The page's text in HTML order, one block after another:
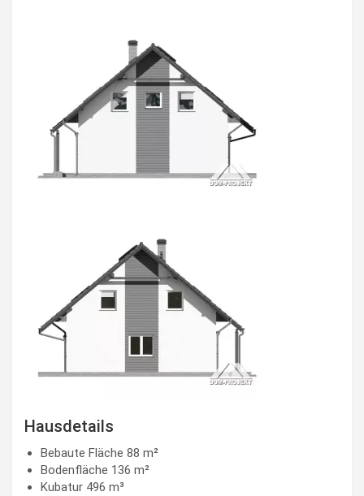
Hausdetails
Bebaute Fläche 88 m²
Bodenfläche 136 m²
Kubatur 496 m³